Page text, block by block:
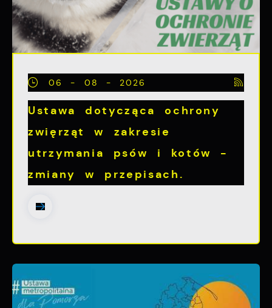
06 - 08 - 2026
Ustawa dotycząca ochrony
zwięrząt w zakresie
utrzymania psów i kotów -
zmiany w przepisach.